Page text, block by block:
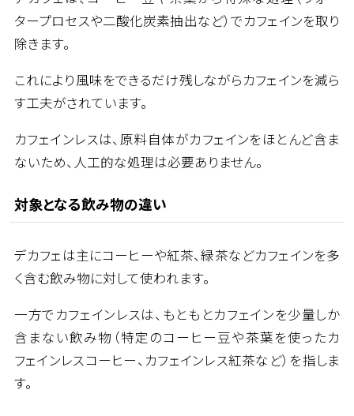
タープロセスや二酸化炭素抽出など）でカフェインを取り
除きます。
これにより風味をできるだけ残しながらカフェインを減ら
す工夫がされています。
カフェインレスは、原料自体がカフェインをほとんど含ま
ないため、人工的な処理は必要ありません。
対象となる飲み物の違い
デカフェは主にコーヒーや紅茶、緑茶などカフェインを多
く含む飲み物に対して使われます。
一方でカフェインレスは、もともとカフェインを少量しか
含まない飲み物（特定のコーヒー豆や茶葉を使ったカ
フェインレスコーヒー、カフェインレス紅茶など）を指しま
す。